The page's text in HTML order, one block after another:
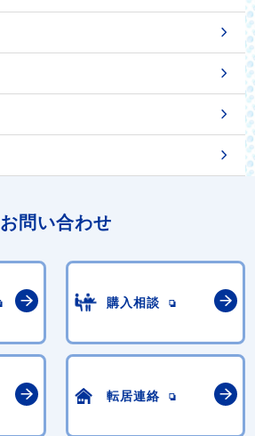
お問い合わせ
購入相談
転居連絡